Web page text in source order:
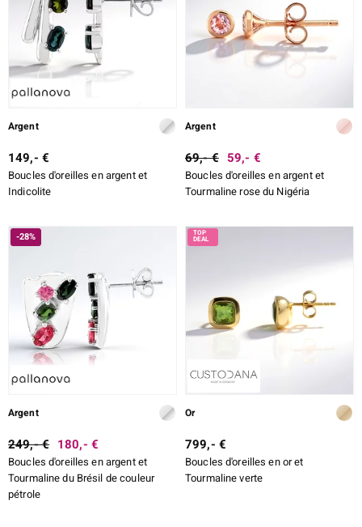
Argent
149,- €
Boucles d'oreilles en argent et
Indicolite
Argent
69,- € 59,- €
Boucles d'oreilles en argent et
Tourmaline rose du Nigéria
-28%
Argent
249,- € 180,- €
Boucles d'oreilles en argent et
Tourmaline du Brésil de couleur
pétrole
Or
799,- €
Boucles d'oreilles en or et
Tourmaline verte